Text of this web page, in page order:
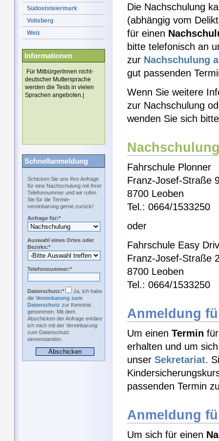
Südoststeiermark
Voitsberg
Weiz
Informationen
Für MitbürgerInnen nicht-
deutscher Muttersprache
werden die Tests in vielen
Sprachen angeboten.|
Schnellanmeldung
Schicken Sie uns Ihre Anfrage
für eine Nachschulung mit Ihrer
Telefonnummer und wir rufen
Sie für die Termin-
vereinbarung gerne zurück!
Anfrage für:*
Auswahl eines Ortes oder
Bezirks:*
Telefonnummer:*
Datenschutz:*
Ja, ich habe
die Vereinbarung zum
Datenschutz zur Kenntnis
genommen. Mit dem
Abschicken der Anfrage erkläre
ich mich mit der Vereinbarung
zum Datenschutz
einverstanden.
Die Nachschulung
(abhängig vom
für einen
bitte telefonisch an
zur Nachschulung
gut passenden
Wenn Sie weitere
zur Nachschulung
wenden Sie sich
Fahrschule Plonner
Franz-Josef-Straße
8700 Leoben
Tel.: 0664/1533250
oder
Fahrschule Easy
Franz-Josef-Straße
8700 Leoben
Tel.: 0664/1533250
Anmeldung
Um einen Termin
erhalten und um
unser Sekretariat.
passenden Termin
Anmeldung
Um sich für einen